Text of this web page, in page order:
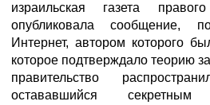
израильская газета
опубликовала сообщение,
Интернет, автором которого
которое подтверждало теорию
правительство
остававшийся